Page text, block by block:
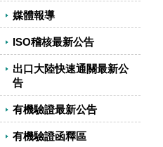
媒體報導
ISO稽核最新公告
出口大陸快速通關最新公
告
有機驗證最新公告
有機驗證函釋區